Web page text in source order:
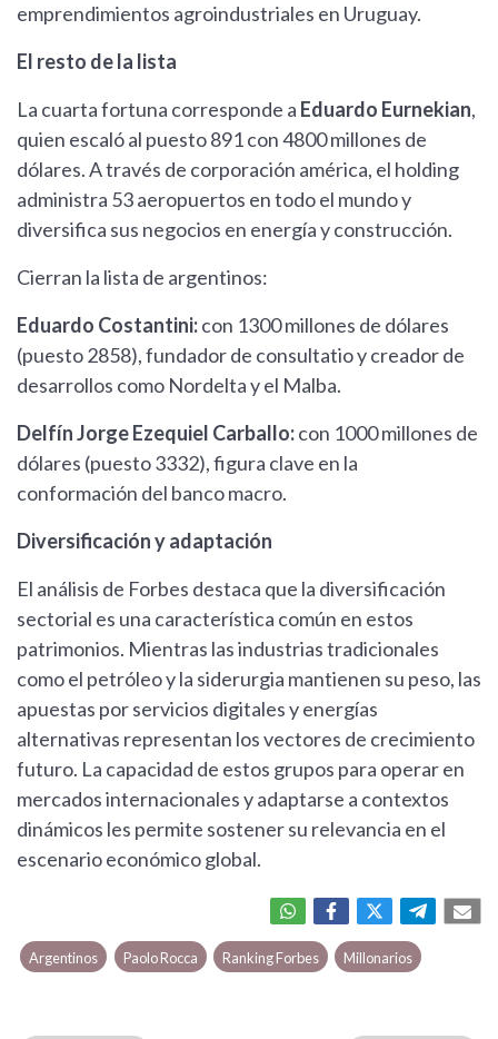
emprendimientos agroindustriales en Uruguay.
El resto de la lista
La cuarta fortuna corresponde a Eduardo Eurnekian,
quien escaló al puesto 891 con 4800 millones de
dólares. A través de corporación américa, el holding
administra 53 aeropuertos en todo el mundo y
diversifica sus negocios en energía y construcción.
Cierran la lista de argentinos:
Eduardo Costantini:con 1300 millones de dólares
(puesto 2858), fundador de consultatio y creador de
desarrollos como Nordelta y el Malba.
Delfín Jorge Ezequiel Carballo:con 1000 millones de
dólares (puesto 3332), figura clave en la
conformación del banco macro.
Diversificación y adaptación
El análisis de Forbes destaca que la diversificación
sectorial es una característica común en estos
patrimonios. Mientras las industrias tradicionales
como el petróleo y la siderurgia mantienen su peso, las
apuestas por servicios digitales y energías
alternativas representan los vectores de crecimiento
futuro. La capacidad de estos grupos para operar en
mercados internacionales y adaptarse a contextos
dinámicos les permite sostener su relevancia en el
escenario económico global.
Argentinos Paolo Rocca Ranking Forbes Millonarios